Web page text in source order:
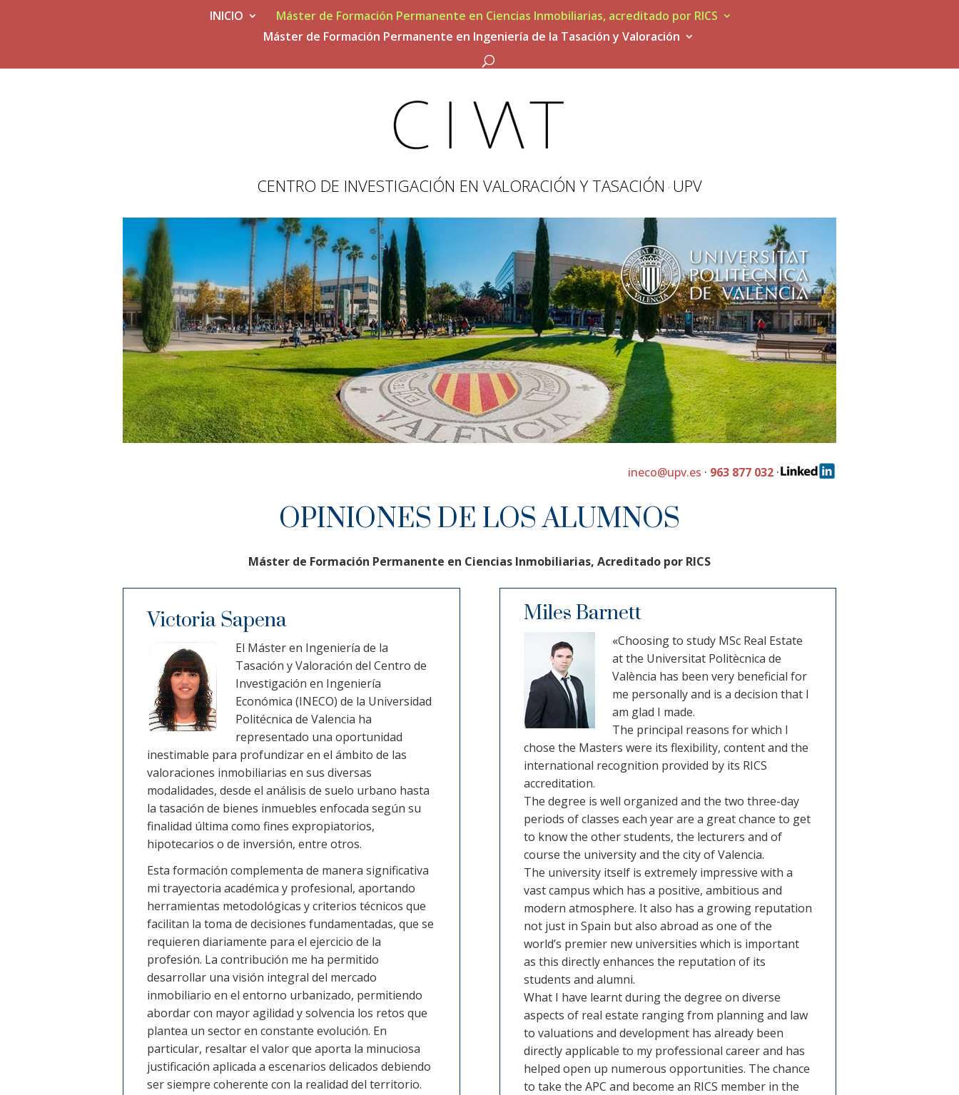
INICIO
Máster de Formación Permanente en Ciencias Inmobiliarias, acreditado por RICS
Máster de Formación Permanente en Ingeniería de la Tasación y Valoración
CENTRO DE INVESTIGACIÓN EN VALORACIÓN Y TASACIÓN · UPV
ineco@upv.es · 963 877 032 ·
OPINIONES DE LOS ALUMNOS
Máster de Formación Permanente en Ciencias Inmobiliarias, Acreditado por RICS
Victoria Sapena
El Máster en Ingeniería de la
Tasación y Valoración del Centro de
Investigación en Ingeniería
Económica (INECO) de la Universidad
Politécnica de Valencia ha
representado una oportunidad
inestimable para profundizar en el ámbito de las
valoraciones inmobiliarias en sus diversas
modalidades, desde el análisis de suelo urbano hasta
la tasación de bienes inmuebles enfocada según su
finalidad última como fines expropiatorios,
hipotecarios o de inversión, entre otros.
Esta formación complementa de manera significativa
mi trayectoria académica y profesional, aportando
herramientas metodológicas y criterios técnicos que
facilitan la toma de decisiones fundamentadas, que se
requieren diariamente para el ejercicio de la
profesión. La contribución me ha permitido
desarrollar una visión integral del mercado
inmobiliario en el entorno urbanizado, permitiendo
abordar con mayor agilidad y solvencia los retos que
plantea un sector en constante evolución. En
particular, resaltar el valor que aporta la minuciosa
justificación aplicada a escenarios delicados debiendo
ser siempre coherente con la realidad del territorio.
Miles Barnett
«Choosing to study MSc Real Estate
at the Universitat Politècnica de
València has been very beneficial for
me personally and is a decision that I
am glad I made.
The principal reasons for which I
chose the Masters were its flexibility, content and the
international recognition provided by its RICS
accreditation.
The degree is well organized and the two three-day
periods of classes each year are a great chance to get
to know the other students, the lecturers and of
course the university and the city of Valencia.
The university itself is extremely impressive with a
vast campus which has a positive, ambitious and
modern atmosphere. It also has a growing reputation
not just in Spain but also abroad as one of the
world’s premier new universities which is important
as this directly enhances the reputation of its
students and alumni.
What I have learnt during the degree on diverse
aspects of real estate ranging from planning and law
to valuations and development has already been
directly applicable to my professional career and has
helped open up numerous opportunities. The chance
to take the APC and become an RICS member in the